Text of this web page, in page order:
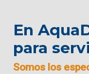
En
para
Somos los